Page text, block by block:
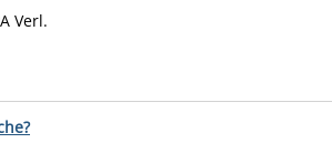
Verl.